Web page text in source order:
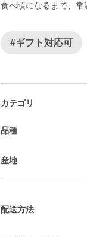
食べ頃になるまで、常
#ギフト対応可
カテゴリ
品種
産地
配送方法